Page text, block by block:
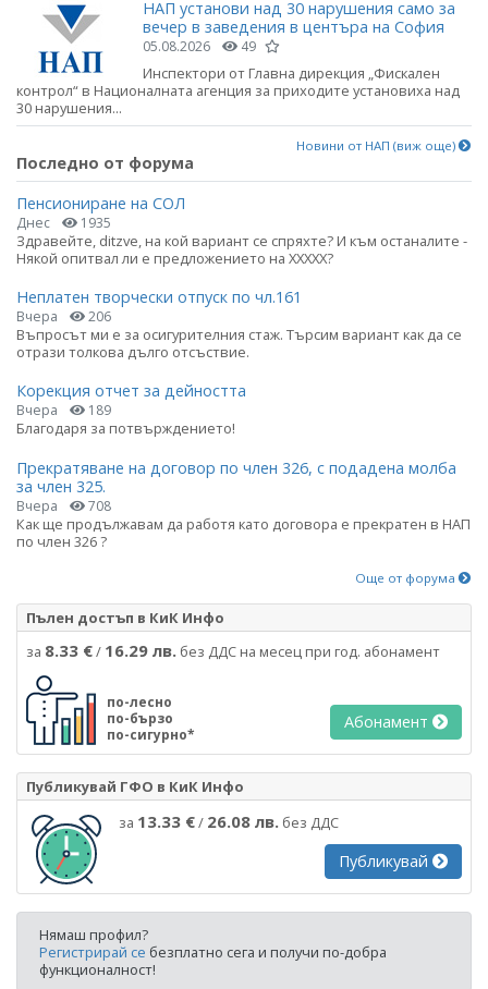
НАП установи над 30 нарушения само за
вечер в заведения в центъра на София
05.08.2026 49
Инспектори от Главна дирекция „Фискален
контрол“ в Националната агенция за приходите установиха над
30 нарушения...
Новини от НАП (виж още)
Последно от форума
Пенсиониране на СОЛ
Днес 1935
Здравейте, ditzve, на кой вариант се спряхте? И към останалите -
Някой опитвал ли е предложението на ХХХХХ?
Неплатен творчески отпуск по чл.161
Вчера 206
Въпросът ми е за осигурителния стаж. Търсим вариант как да се
отрази толкова дълго отсъствие.
Корекция отчет за дейността
Вчера 189
Благодаря за потвърждението!
Прекратяване на договор по член 326, с подадена молба
за член 325.
Вчера 708
Как ще продължавам да работя като договора е прекратен в НАП
по член 326 ?
Още от форума
Пълен достъп в КиК Инфо
за 8.33 €/ 16.29 лв. без ДДС на месец при год. абонамент
по-лесно
по-бързо
по-сигурно*
Абонамент
Публикувай ГФО в КиК Инфо
за 13.33 €/ 26.08 лв. без ДДС
Публикувай
Нямаш профил?
Регистрирай се безплатно сега и получи по-добра
функционалност!